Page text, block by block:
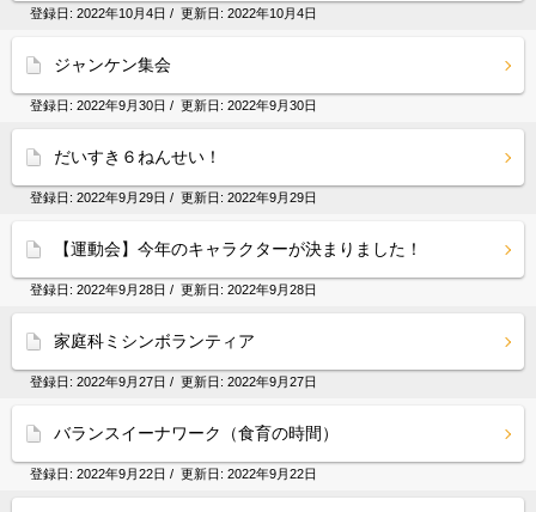
登録日: 2022年10月4日 / 更新日: 2022年10月4日
ジャンケン集会
登録日: 2022年9月30日 / 更新日: 2022年9月30日
だいすき６ねんせい！
登録日: 2022年9月29日 / 更新日: 2022年9月29日
【運動会】今年のキャラクターが決まりました！
登録日: 2022年9月28日 / 更新日: 2022年9月28日
家庭科ミシンボランティア
登録日: 2022年9月27日 / 更新日: 2022年9月27日
バランスイーナワーク（食育の時間）
登録日: 2022年9月22日 / 更新日: 2022年9月22日